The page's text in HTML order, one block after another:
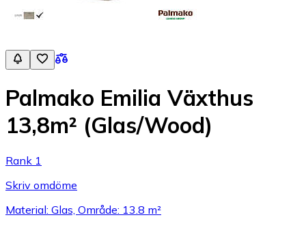
Palmako Emilia Växthus
13,8m² (Glas/Wood)
Rank 1
Skriv omdöme
Material: Glas, Område: 13.8 m²